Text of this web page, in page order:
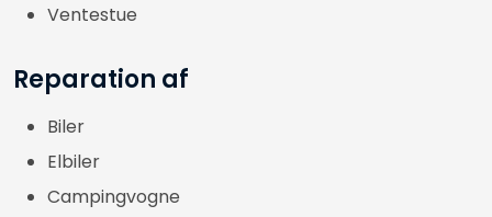
Ventestue
Reparation af
Biler
Elbiler
Campingvogne